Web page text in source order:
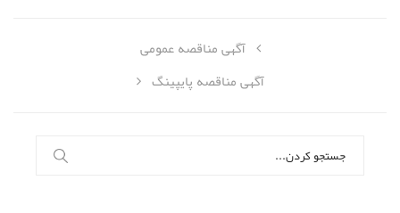
آگهی مناقصه عمومی
آگهی مناقصه پایپینگ
برای: